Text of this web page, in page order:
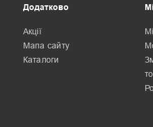
Додатково
Акції
Мапа сайту
Каталоги